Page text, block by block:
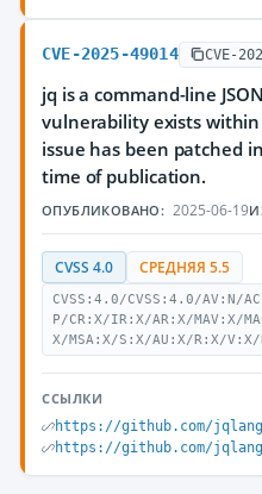
CVE-2025-49014 CVE-
jq is a command-line
vulnerability exists
issue has been patched
time of publication.
ОПУБЛИКОВАНО: 2025-06-19
CVSS 4.0 СРЕДНЯЯ 5.5
CVSS:4.0/CVSS:4.0/AV:N/
P/CR:X/IR:X/AR:X/MAV:X/
X/MSA:X/S:X/AU:X/R:X/V:X/
ССЫЛКИ
https://github.com/jqlang/
https://github.com/